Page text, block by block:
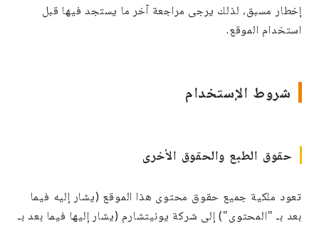
إخطار مسبق، لذلك يرجى مراجعة آخر ما يستجد فيها قبل
استخدام الموقع.
شروط الإستخدام
حقوق الطبع والحقوق الأخرى
تعود ملكية جميع حقوق محتوى هذا الموقع (يشار إليه فيما
بعد بـ "المحتوى") إلى شركة يونيتشارم (يشار إليها فيما بعد بـ